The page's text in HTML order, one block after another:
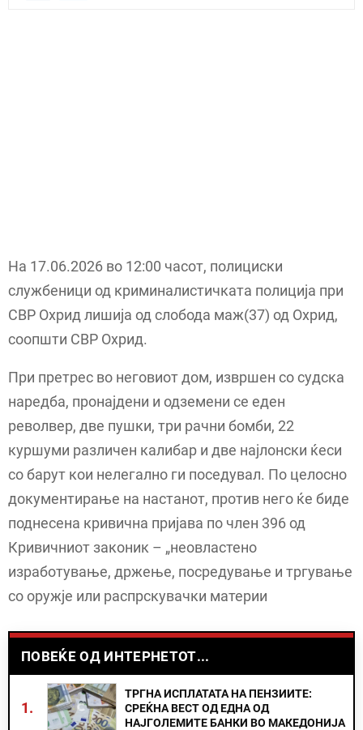
На 17.06.2026 во 12:00 часот, полициски
службеници од криминалистичката полиција при
СВР Охрид лишија од слобода маж(37) од Охрид,
соопшти СВР Охрид.
При претрес во неговиот дом, извршен со судска
наредба, пронајдени и одземени се еден
револвер, две пушки, три рачни бомби, 22
куршуми различен калибар и две најлонски ќеси
со барут кои нелегално ги поседувал. По целосно
документирање на настанот, против него ќе биде
поднесена кривична пријава по член 396 од
Кривичниот законик – „неовластено
изработување, држење, посредување и тргување
со оружје или распрскувачки материи
ПОВЕЌЕ ОД ИНТЕРНЕТОТ...
1.
ТРГНА ИСПЛАТАТА НА ПЕНЗИИТЕ:
СРЕЌНА ВЕСТ ОД ЕДНА ОД
НАЈГОЛЕМИТЕ БАНКИ ВО МАКЕДОНИЈА